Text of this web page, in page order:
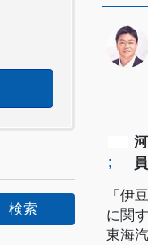
;
「伊
に関
東海